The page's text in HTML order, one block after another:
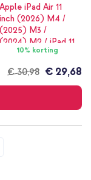
10% korting
€ 30,98 € 29,68
11 (2025) 11 inch
Wall Charger -